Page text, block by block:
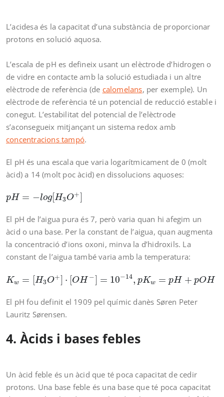
L’acidesa és la capacitat d’una substància de proporcionar
protons en solució aquosa.
L’escala de pH es defineix usant un elèctrode d’hidrogen o
de vidre en contacte amb la solució estudiada i un altre
elèctrode de referència (de calomelans, per exemple). Un
elèctrode de referència té un potencial de reducció estable i
conegut. L’estabilitat del potencial de l’elèctrode
s’aconsegueix mitjançant un sistema redox amb
concentracions tampó.
El pH és una escala que varia logarítmicament de 0 (molt
àcid) a 14 (molt poc àcid) en dissolucions aquoses:
pH = −log[ H3O+
pH= g[H3O+]
El pH de l’aigua pura és 7, però varia quan hi afegim un
àcid o una base. Per la constant de l’aigua, quan augmenta
la concentració d’ions oxoni, minva la d’hidroxils. La
constant de l’aigua també varia amb la temperatura:
Kw = H3O+ ⋅ OH − = 10−14, pKw = pH + pOH
Kw H3O +] ⋅ [ H−]= 10 14,pK =p OH 14
El pH fou definit el 1909 pel químic danès Søren Peter
Lauritz Sørensen.
4. Àcids i bases febles
Un àcid feble és un àcid que té poca capacitat de cedir
protons. Una base feble és una base que té poca capacitat